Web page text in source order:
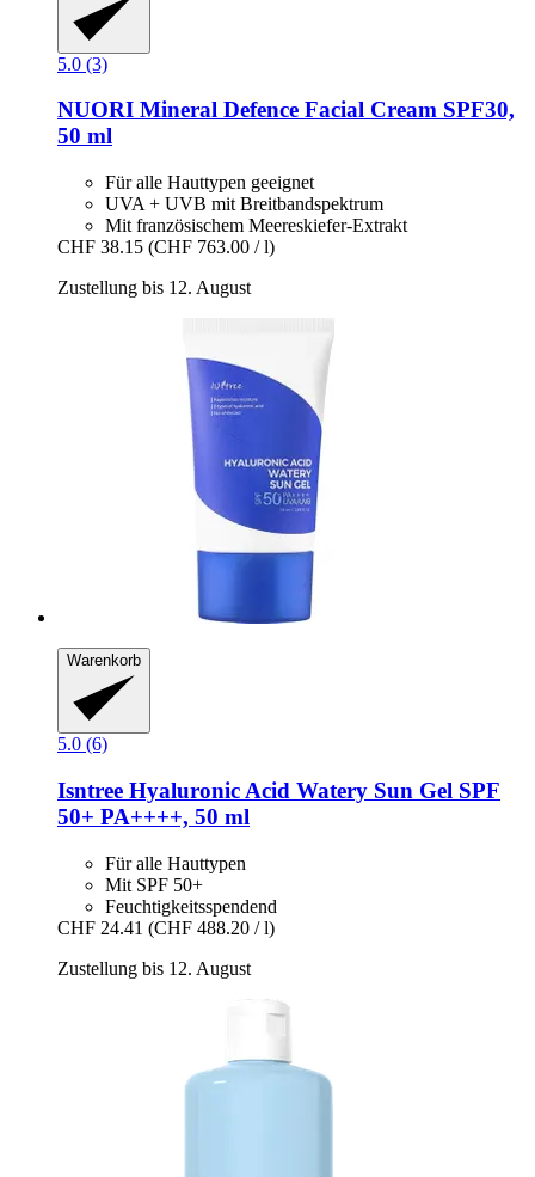
5.0 (3)
NUORI Mineral Defence Facial Cream SPF30,
50 ml
Für alle Hauttypen geeignet
UVA + UVB mit Breitbandspektrum
Mit französischem Meereskiefer-Extrakt
CHF 38.15 (CHF 763.00 / l)
Zustellung bis 12. August
Warenkorb
5.0 (6)
Isntree Hyaluronic Acid Watery Sun Gel SPF
50+ PA++++, 50 ml
Für alle Hauttypen
Mit SPF 50+
Feuchtigkeitsspendend
CHF 24.41 (CHF 488.20 / l)
Zustellung bis 12. August